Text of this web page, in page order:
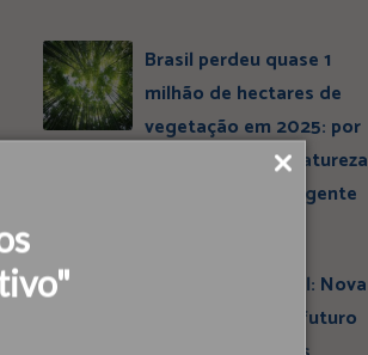
Brasil perdeu quase 1
milhão de hectares de
vegetação em 2025: por
que conservar a natureza
continua sendo urgente
Entrevista ESBrasil: Nova
liderança projeta futuro